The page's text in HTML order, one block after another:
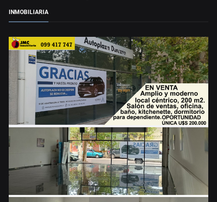
INMOBILIARIA